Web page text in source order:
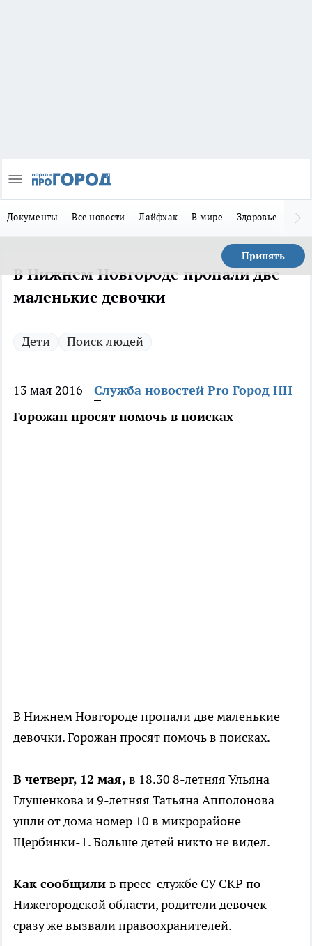
Документы Все новости Лайфхак В мире Здоровье
Принять
В Нижнем Новгороде пропали две
маленькие девочки
Дети Поиск людей
13 мая 2016
Служба новостей Pro Город НН
Горожан просят помочь в поисках
В Нижнем Новгороде пропали две маленькие
девочки. Горожан просят помочь в поисках.
В четверг, 12 мая, в 18.30 8-летняя Ульяна
Глушенкова и 9-летняя Татьяна Апполонова
ушли от дома номер 10 в микрорайоне
Щербинки-1. Больше детей никто не видел.
Как сообщили в пресс-службе СУ СКР по
Нижегородской области, родители девочек
сразу же вызвали правоохранителей.